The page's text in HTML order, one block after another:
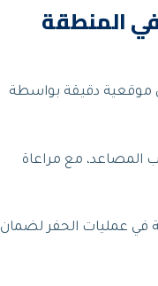
المنطقة
موقعية دقيقة بواسطة
المصاعد، مع مراعاة
في عمليات الحفر لضمان